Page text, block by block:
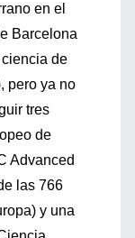
en el
Barcelona
de
pero ya no
tres
de
Advanced
las 766
y una